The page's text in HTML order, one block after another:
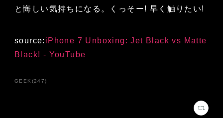
と悔しい気持ちになる。くっそー! 早く触りたい!
source: iPhone 7 Unboxing: Jet Black vs Matte
Black! - YouTube
GEEK (247)